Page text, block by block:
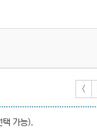
<
택 가능).